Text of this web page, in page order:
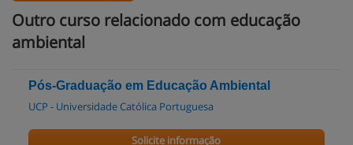
Outro curso relacionado com educação
ambiental
Pós-Graduação em Educação Ambiental
UCP - Universidade Católica Portuguesa
Solicite informação